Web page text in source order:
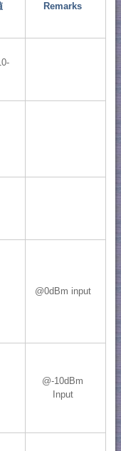
Remarks
@0dBm input
@-10dBm
Input